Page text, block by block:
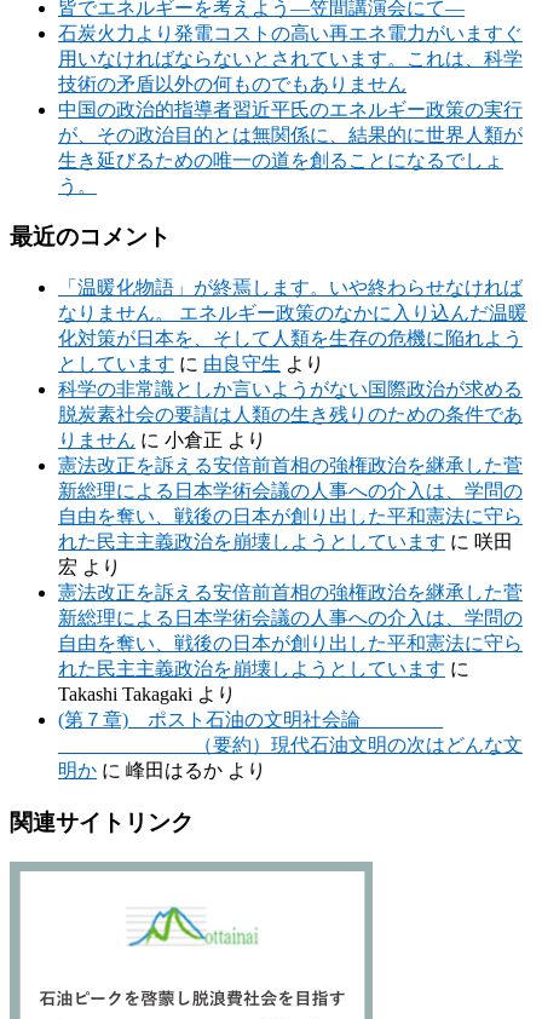
皆でエネルギーを考えよう―笠間講演会にて―
石炭火力より発電コストの高い再エネ電力がいますぐ
用いなければならないとされています。これは、科学
技術の矛盾以外の何ものでもありません
中国の政治的指導者習近平氏のエネルギー政策の実行
が、その政治目的とは無関係に、結果的に世界人類が
生き延びるための唯一の道を創ることになるでしょ
う。
最近のコメント
「温暖化物語」が終焉します。いや終わらせなければ
なりません。 エネルギー政策のなかに入り込んだ温暖
化対策が日本を、そして人類を生存の危機に陥れよう
としています に 由良守生 より
科学の非常識としか言いようがない国際政治が求める
脱炭素社会の要請は人類の生き残りのための条件であ
りません に 小倉正 より
憲法改正を訴える安倍前首相の強権政治を継承した菅
新総理による日本学術会議の人事への介入は、学問の
自由を奪い、戦後の日本が創り出した平和憲法に守ら
れた民主主義政治を崩壊しようとしています に 咲田
宏 より
憲法改正を訴える安倍前首相の強権政治を継承した菅
新総理による日本学術会議の人事への介入は、学問の
自由を奪い、戦後の日本が創り出した平和憲法に守ら
れた民主主義政治を崩壊しようとしています に
Takashi Takagaki より
(第７章) ポスト石油の文明社会論
（要約）現代石油文明の次はどんな文
明か に 峰田はるか より
関連サイトリンク